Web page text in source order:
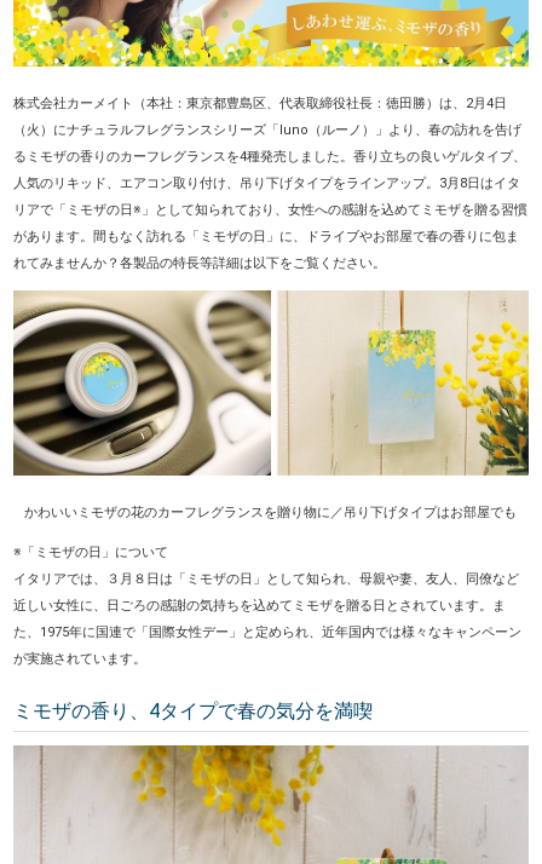
株式会社カーメイト （本社：東京都豊島区、代表取締役社長：徳田勝）は、2月4日
（火）にナチュラルフレグランスシリーズ「luno（ルーノ）」より、春の訪れを告げ
るミモザの香りのカーフレグランスを4種発売しました。香り立ちの良いゲルタイプ、
人気のリキッド、エアコン取り付け、吊り下げタイプをラインアップ。3月8日はイタ
リアで「ミモザの日※」として知られており、女性への感謝を込めてミモザを贈る習慣
があります。間もなく訪れる「ミモザの日」に、ドライブやお部屋で春の香りに包ま
れてみませんか？各製品の特長等詳細は以下をご覧ください。
かわいいミモザの花のカーフレグランスを贈り物に／吊り下げタイプはお部屋でも
※「ミモザの日」について
イタリアでは、３月８日は「ミモザの日」として知られ、母親や妻、友人、同僚など
近しい女性に、日ごろの感謝の気持ちを込めてミモザを贈る日とされています。ま
た、1975年に国連で「国際女性デー」と定められ、近年国内では様々なキャンペーン
が実施されています。
ミモザの香り、4タイプで春の気分を満喫